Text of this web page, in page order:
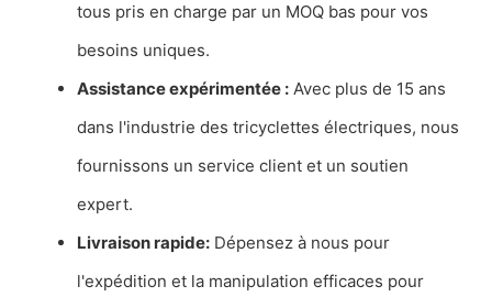
tous pris en charge par un MOQ bas pour vos
besoins uniques.
Assistance expérimentée : Avec plus de 15 ans
dans l'industrie des tricyclettes électriques, nous
fournissons un service client et un soutien
expert.
Livraison rapide: Dépensez à nous pour
l'expédition et la manipulation efficaces pour